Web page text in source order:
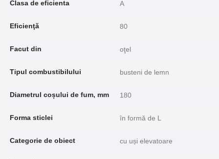
Clasa de eficienta A
Eficienţă 80
Facut din oţel
Tipul combustibilului busteni de lemn
Diametrul coșului de fum, mm 180
Forma sticlei în formă de L
Categorie de obiect cu uși elevatoare